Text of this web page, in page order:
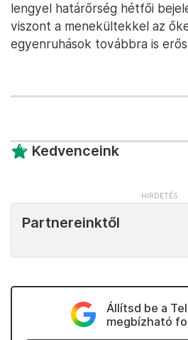
lengyel határőrség hétfői
viszont a menekültekkel az
egyenruhások továbbra is
Kedvenceink
Partnereinktől
Állítsd be a
megbízható